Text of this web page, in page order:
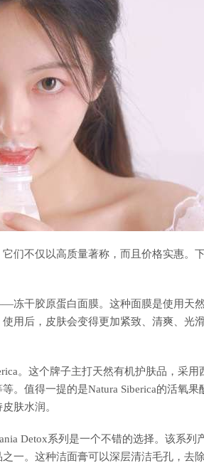
们不仅以高质量著称，而且价格实惠。
冻干胶原蛋白面膜。这种面膜是使用天
用后，皮肤会变得更加紧致、清爽、光
。这个牌子主打天然有机护肤品，采
。值得一提的是Natura Siberica的活氧
肤水润。
Detox系列是一个不错的选择。该系列
一。这种洁面膏可以深层清洁毛孔，去